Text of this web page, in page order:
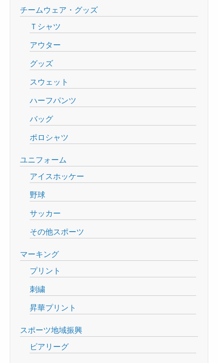
チームウェア・グッズ
Ｔシャツ
アウター
グッズ
スウェット
ハーフパンツ
バッグ
ポロシャツ
ユニフォーム
アイスホッケー
野球
サッカー
その他スポーツ
マーキング
プリント
刺繍
昇華プリント
スポーツ地域振興
ビアリーグ